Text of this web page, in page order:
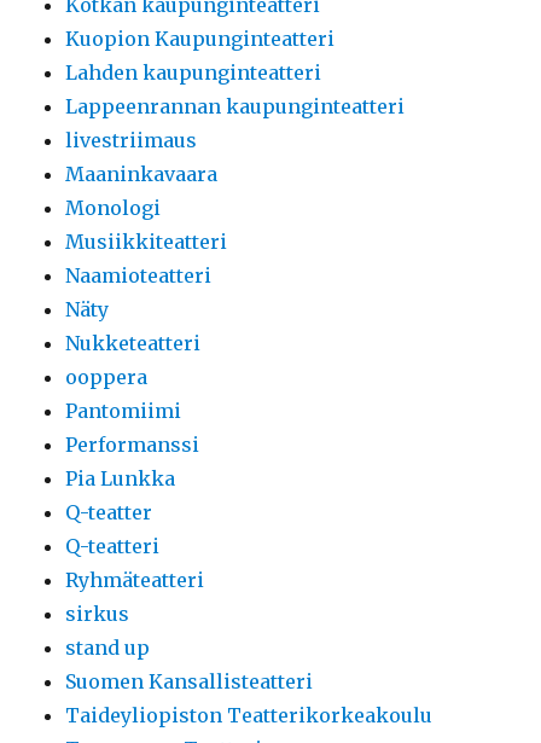
Kotkan kaupunginteatteri
Kuopion Kaupunginteatteri
Lahden kaupunginteatteri
Lappeenrannan kaupunginteatteri
livestriimaus
Maaninkavaara
Monologi
Musiikkiteatteri
Naamioteatteri
Näty
Nukketeatteri
ooppera
Pantomiimi
Performanssi
Pia Lunkka
Q-teatter
Q-teatteri
Ryhmäteatteri
sirkus
stand up
Suomen Kansallisteatteri
Taideyliopiston Teatterikorkeakoulu